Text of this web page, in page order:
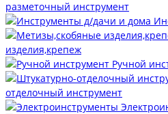
разметочный инструмент
изделия,крепеж
Ручной
отделочный инструмент